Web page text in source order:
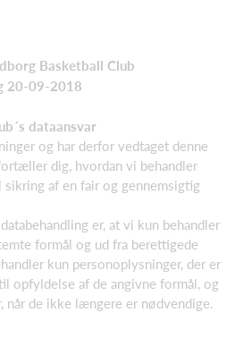
Basketball Club
20-09-2018
dataansvar
og har derfor vedtaget denne
dig, hvordan vi behandler
af en fair og gennemsigtig
er, at vi kun behandler
formål og ud fra berettigede
kun personoplysninger, der er
opfyldelse af de angivne formål, og
når de ikke længere er nødvendige.